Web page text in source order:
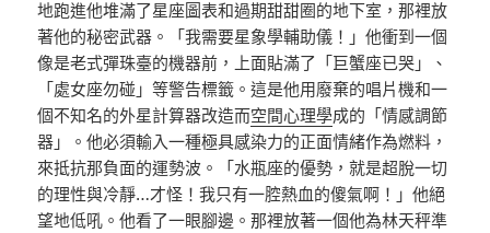
地跑進他堆滿了星座圖表和過期甜甜圈的地下室，那裡放
著他的秘密武器。「我需要星象學輔助儀！」他衝到一個
像是老式彈珠臺的機器前，上面貼滿了「巨蟹座已哭」、
「處女座勿碰」等警告標籤。這是他用廢棄的唱片機和一
個不知名的外星計算器改造而空間心理學成的「情感調節
器」。他必須輸入一種極具感染力的正面情緒作為燃料，
來抵抗那負面的運勢波。「水瓶座的優勢，就是超脫一切
的理性與冷靜…才怪！我只有一腔熱血的傻氣啊！」他絕
望地低吼。他看了一眼腳邊。那裡放著一個他為林天秤準